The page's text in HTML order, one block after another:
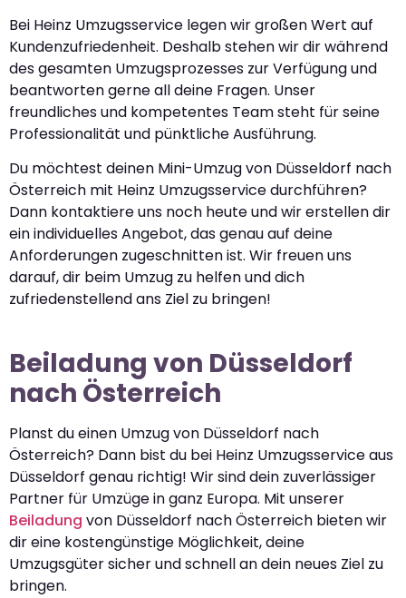
Bei Heinz Umzugsservice legen wir großen Wert auf
Kundenzufriedenheit. Deshalb stehen wir dir während
des gesamten Umzugsprozesses zur Verfügung und
beantworten gerne all deine Fragen. Unser
freundliches und kompetentes Team steht für seine
Professionalität und pünktliche Ausführung.
Du möchtest deinen Mini-Umzug von Düsseldorf nach
Österreich mit Heinz Umzugsservice durchführen?
Dann kontaktiere uns noch heute und wir erstellen dir
ein individuelles Angebot, das genau auf deine
Anforderungen zugeschnitten ist. Wir freuen uns
darauf, dir beim Umzug zu helfen und dich
zufriedenstellend ans Ziel zu bringen!
Beiladung von Düsseldorf
nach Österreich
Planst du einen Umzug von Düsseldorf nach
Österreich? Dann bist du bei Heinz Umzugsservice aus
Düsseldorf genau richtig! Wir sind dein zuverlässiger
Partner für Umzüge in ganz Europa. Mit unserer
Beiladung von Düsseldorf nach Österreich bieten wir
dir eine kostengünstige Möglichkeit, deine
Umzugsgüter sicher und schnell an dein neues Ziel zu
bringen.